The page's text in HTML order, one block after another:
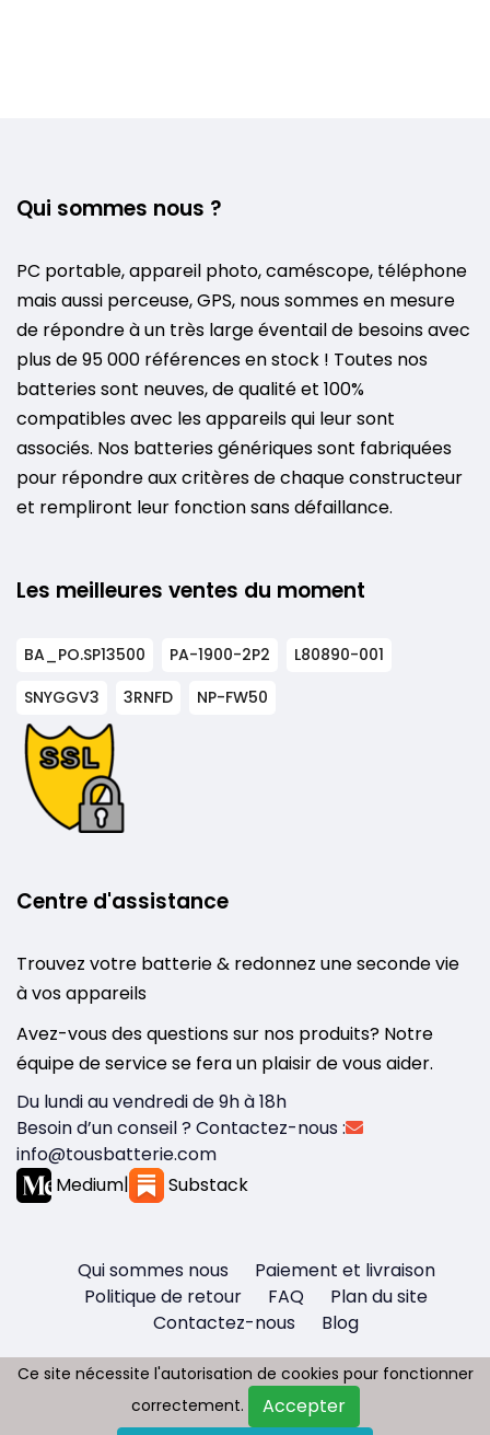
Qui sommes nous ?
PC portable, appareil photo, caméscope, téléphone
mais aussi perceuse, GPS, nous sommes en mesure
de répondre à un très large éventail de besoins avec
plus de 95 000 références en stock ! Toutes nos
batteries sont neuves, de qualité et 100%
compatibles avec les appareils qui leur sont
associés. Nos batteries génériques sont fabriquées
pour répondre aux critères de chaque constructeur
et rempliront leur fonction sans défaillance.
Les meilleures ventes du moment
BA_PO.SP13500 PA-1900-2P2
L80890-001
SNYGGV3
3RNFD NP-FW50
Centre d'assistance
Trouvez votre batterie & redonnez une seconde vie
à vos appareils
Avez-vous des questions sur nos produits? Notre
équipe de service se fera un plaisir de vous aider.
Du lundi au vendredi de 9h à 18h
Besoin d’un conseil ? Contactez-nous :
info@tousbatterie.com
Medium| Substack
Qui sommes nous
Paiement et livraison
Politique de retour
FAQ
Plan du site
Contactez-nous
Blog
Copyright © 2026 - Tous droit réservés
Ce site nécessite l'autorisation de cookies pour fonctionner
correctement.
Accepter
Ce site nécessite l'autorisation de cookies pour fonctionner
correctement.
Accepter